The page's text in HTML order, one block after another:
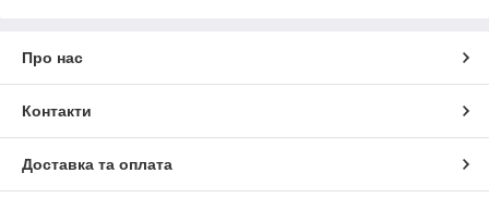
Про нас
Контакти
Доставка та оплата